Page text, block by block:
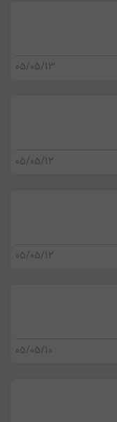
05/05/13
05/05/12
05/05/12
05/05/10